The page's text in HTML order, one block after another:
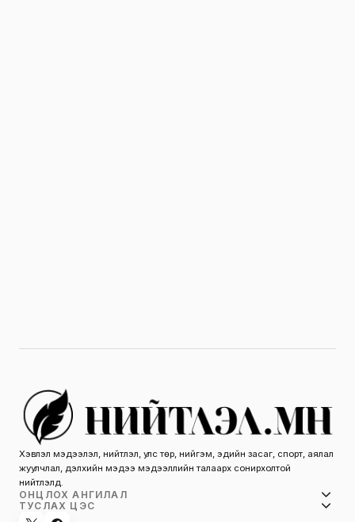
Хэвлэл мэдээлэл, нийтлэл, улс төр, нийгэм, эдийн засаг, спорт, аялал
жуулчлал, дэлхийн мэдээ мэдээллийн талаарх сонирхолтой
нийтлэлүүд.
ОНЦЛОХ АНГИЛАЛ
ТУСЛАХ ЦЭС